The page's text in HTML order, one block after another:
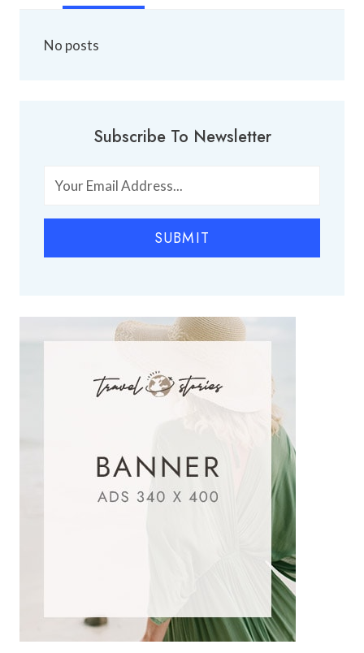
No posts
Subscribe To Newsletter
SUBMIT